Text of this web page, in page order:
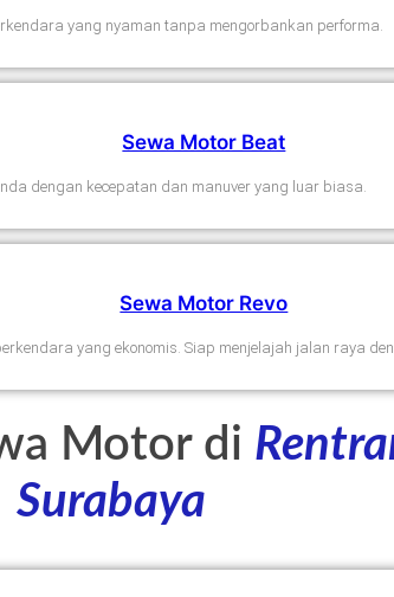
yang nyaman tanpa mengorbankan performa.
Sewa Motor Beat
dengan kecepatan dan manuver yang luar biasa.
Sewa Motor Revo
yang ekonomis. Siap menjelajah jalan raya
Motor di
Surabaya